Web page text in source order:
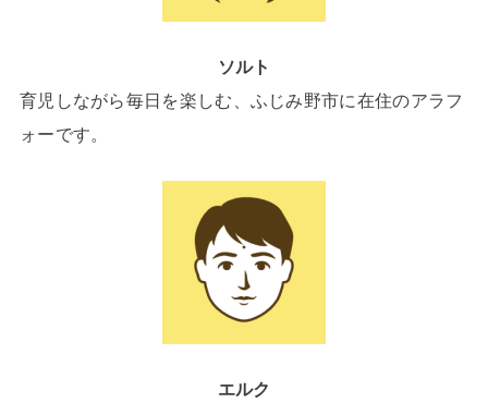
ソルト
育児しながら毎日を楽しむ、ふじみ野市に在住のアラフ
ォーです。
エルク